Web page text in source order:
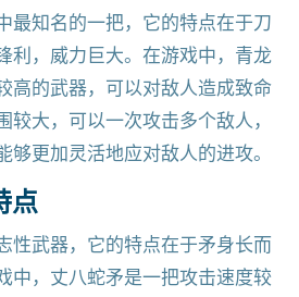
最知名的一把，它的特点在于刀
利，威力巨大。在游戏中，青龙
高的武器，可以对敌人造成致命
较大，可以一次攻击多个敌人，
够更加灵活地应对敌人的进攻。
点
性武器，它的特点在于矛身长而
中，丈八蛇矛是一把攻击速度较